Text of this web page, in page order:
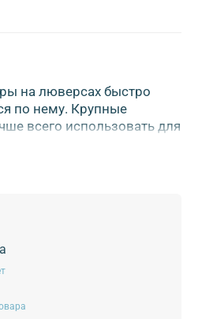
на люверсах быстро
по нему. Крупные
всего использовать для
если шторы нужно
выглядела
не повредилась при